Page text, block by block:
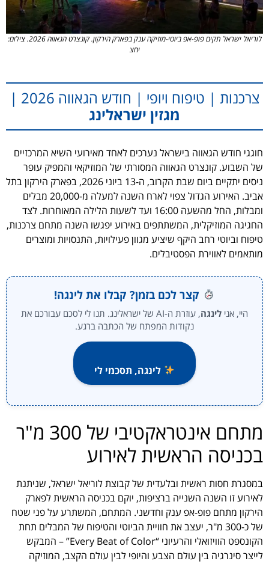
לוריאל ישראל תקים פופ-אפ ביוטי-מוזיקה ענק בפארק הירקון. קונצרט הגאווה 2026. צילום:
יחצ
צרכנות | טיפוח ויופי | חודש הגאווה 2026 |
מגזין ישראלינג
חוגגי חודש הגאווה בישראל נערכים לאחד מאירועי השיא המרכזיים
של השבוע. קונצרט הגאווה המסורתי של המוזיקאי והמפיק עופר
ניסים יתקיים ביום שבת הקרוב, ה-13 ביוני 2026, בפארק הירקון בתל
אביב. האירוע הגדול צפוי לארח השנה למעלה מ-20,000 מבלים
ומבלות, החל מהשעה 16:00 ועד לשעות הלילה המאוחרות. לצד
החגיגה המוזיקלית, המשתתפים באירוע יפגשו השנה מתחם צרכנות,
טיפוח וביוטי רחב היקף שיציע מגוון פעילויות, התנסויות ומוצרים
מותאמים לאווירת הפסטיבלים.
קצר לכם בזמן? קבלו את לינגה!
היי, אני לינגה
, עוזרת ה-AI של ישראלינג. תנו לי לסכם עבורכם את
נקודות המפתח של הכתבה ברגע.
לינגה, תסכמי לי
מתחם אינטראקטיבי של 300 מ"ר
בכניסה הראשית לאירוע
במסגרת חסות ראשית ובלעדית של קבוצת לוריאל ישראל, שניתנת
לאירוע זו השנה השנייה ברציפות, יוקם בכניסה הראשית לפארק
הירקון מתחם פופ-אפ ענק וחדשני. המתחם, המשתרע על פני שטח
של כ-300 מ"ר, יעצב את חוויית הביוטי והטיפוח של המבלים תחת
הקונספט הוויזואלי והרעיוני “Every Beat of Color” – המבקש
לייצר סינרגיה בין עולם הצבע והיופי לבין עולם הקצב, המוזיקה